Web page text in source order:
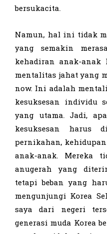
bersukacita.
Namun, hal ini tidak
yang semakin
kehadiran anak-
mentalitas jahat yang
now. Ini adalah
kesuksesan individu
yang utama. Jadi,
kesuksesan harus
pernikahan,
anak-anak. Mereka
anugerah yang
tetapi beban yang
mengunjungi Korea
saya dari negeri
generasi muda Korea